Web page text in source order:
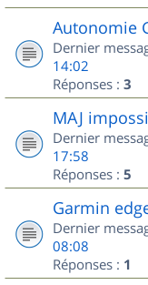
Autonomie
Dernier
14:02
Réponses : 3
MAJ
Dernier
17:58
Réponses : 5
Garmin
Dernier
08:08
Réponses : 1